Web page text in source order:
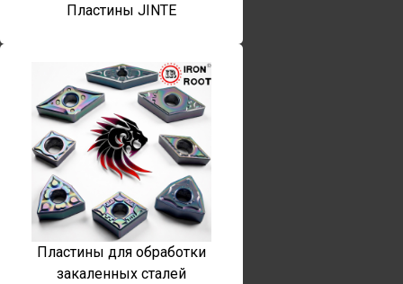
Пластины JINTE
Пластины для обработки
закаленных сталей